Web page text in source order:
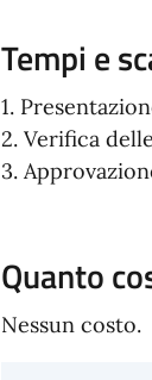
Tempi e
1.
2. Verifica
3.
Quanto
Nessun costo.